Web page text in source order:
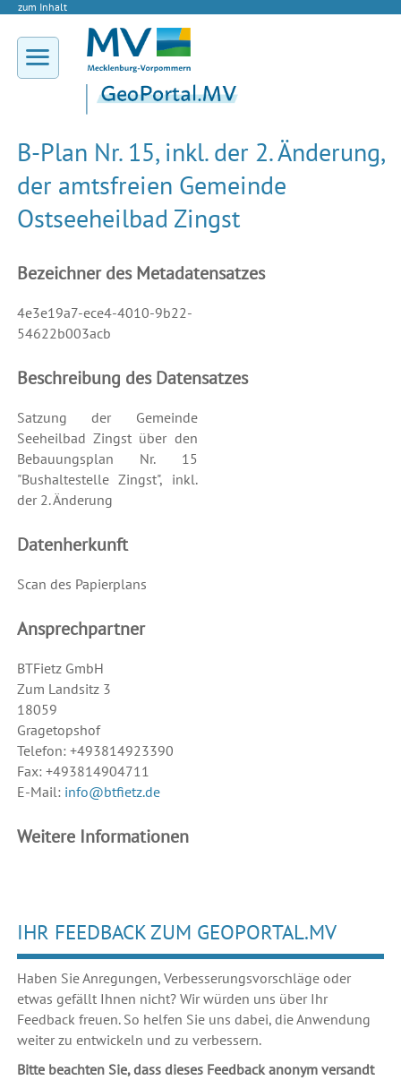
zum Inhalt
B-Plan Nr. 15, inkl. der 2. Änderung,
der amtsfreien Gemeinde
Ostseeheilbad Zingst
Bezeichner des Metadatensatzes
4e3e19a7-ece4-4010-9b22-
54622b003acb
Beschreibung des Datensatzes
Satzung der Gemeinde
Seeheilbad Zingst über den
Bebauungsplan Nr. 15
"Bushaltestelle Zingst", inkl.
der 2. Änderung
Datenherkunft
Scan des Papierplans
Ansprechpartner
BTFietz GmbH
Zum Landsitz 3
18059
Gragetopshof
Telefon: +493814923390
Fax: +493814904711
E-Mail: info@btfietz.de
Weitere Informationen
IHR FEEDBACK ZUM GEOPORTAL.MV
Haben Sie Anregungen, Verbesserungsvorschläge oder
etwas gefällt Ihnen nicht? Wir würden uns über Ihr
Feedback freuen. So helfen Sie uns dabei, die Anwendung
weiter zu entwickeln und zu verbessern.
Bitte beachten Sie, dass dieses Feedback anonym versandt